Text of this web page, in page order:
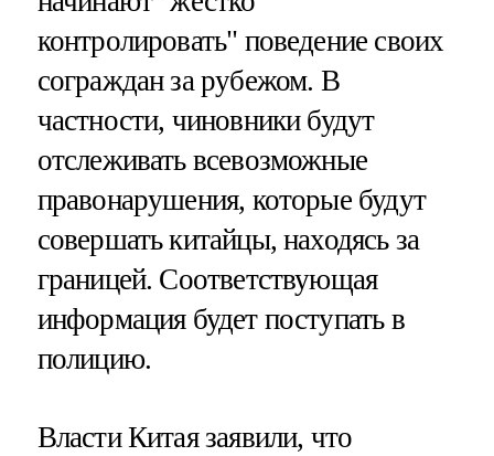
контролировать" поведение своих
сограждан за рубежом. В
частности, чиновники будут
отслеживать всевозможные
правонарушения, которые будут
совершать китайцы, находясь за
границей. Соответствующая
информация будет поступать в
полицию.
Власти Китая заявили, что